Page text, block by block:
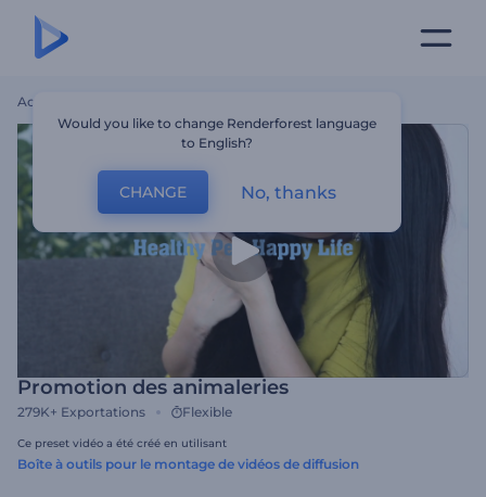
Accueil
Promotion des animaleries
279K+ Exportations Flexible
Ce preset vidéo a été créé en utilisant
Boîte à outils pour le montage de vidéos de diffusion
Would you like to change Renderforest language
to English?
CHANGE No, thanks